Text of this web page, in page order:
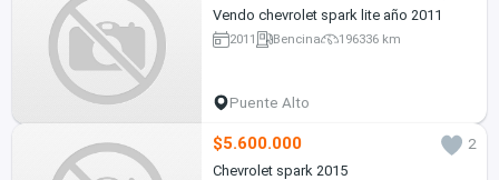
Vendo chevrolet spark lite año 2011
2011 Bencina 196336 km
Puente Alto
$5.600.000
2
Chevrolet spark 2015